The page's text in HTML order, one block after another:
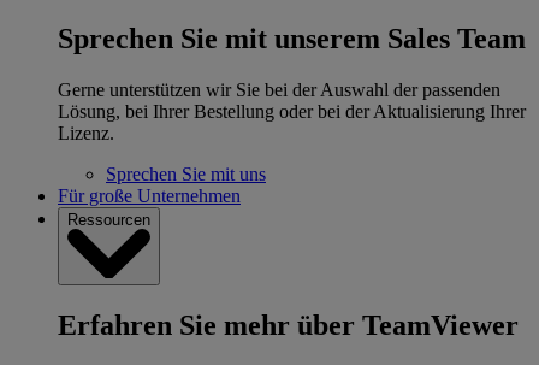
Sprechen Sie mit unserem Sales Team
Gerne unterstützen wir Sie bei der Auswahl der passenden
Lösung, bei Ihrer Bestellung oder bei der Aktualisierung Ihrer
Lizenz.
Sprechen Sie mit uns
Für große Unternehmen
Ressourcen
Erfahren Sie mehr über TeamViewer